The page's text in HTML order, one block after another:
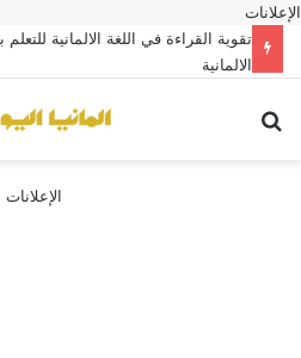
الإعلانات
تقوية القراءة في اللغة الالمانية
الالمانية
الإعلانات